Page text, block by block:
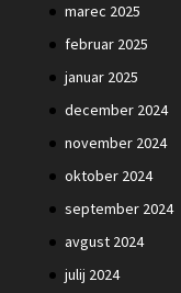
marec 2025
februar 2025
januar 2025
december 2024
november 2024
oktober 2024
september 2024
avgust 2024
julij 2024